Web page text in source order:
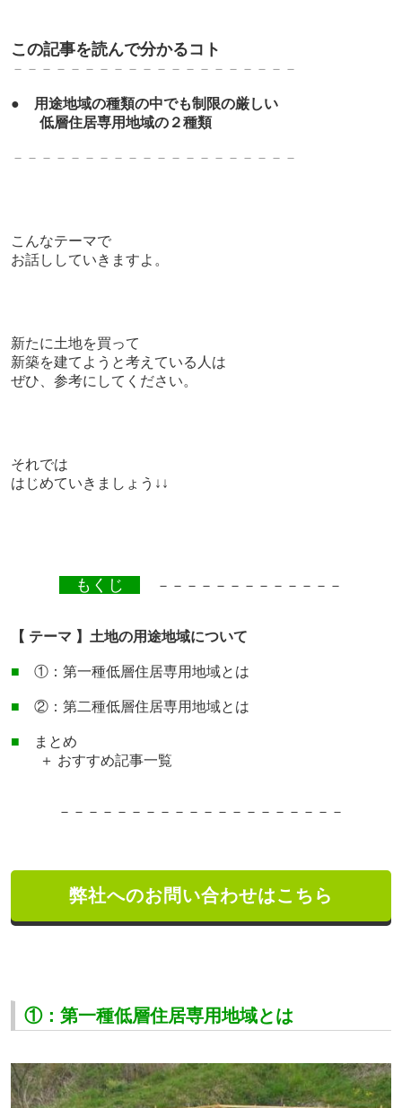
この記事を読んで分かるコト
－－－－－－－－－－－－－－－－－－－－
●
用途地域の種類の中でも制限の厳しい
低層住居専用地域の２種類
－－－－－－－－－－－－－－－－－－－－
こんなテーマで
お話ししていきますよ。
新たに土地を買って
新築を建てようと考えている人は
ぜひ、参考にしてください。
それでは
はじめていきましょう↓↓
もくじ －－－－－－－－－－－－－
【 テーマ 】土地の用途地域について
■ ①：第一種低層住居専用地域とは
■ ②： 第二種低層住居専用地域とは
■ まとめ
＋ おすすめ記事一覧
－－－－－－－－－－－－－－－－－－－－
弊社へのお問い合わせはこちら
①：第一種低層住居専用地域とは